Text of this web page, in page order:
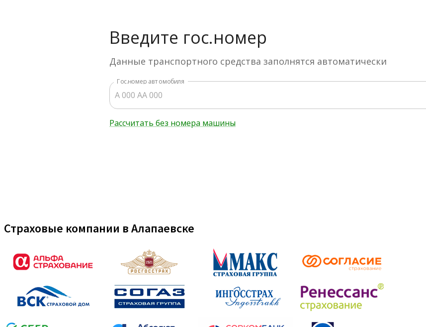
Страховые компании в Алапаевске